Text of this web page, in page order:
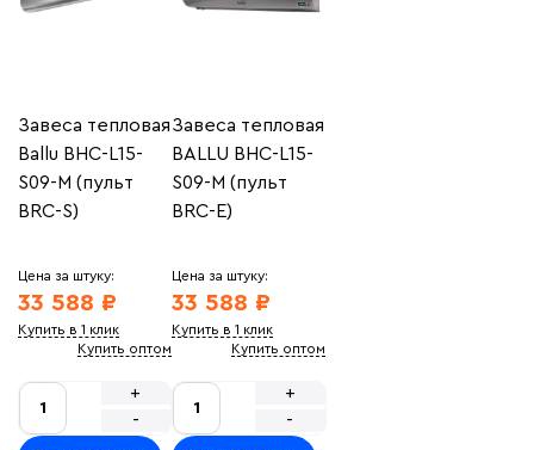
Завеса тепловая
Ballu BHC-L15-
S09-M (пульт
BRC-S)
Цена за штуку:
33 588 ₽
Купить в 1 клик
Купить оптом
-
+
Завеса тепловая
BALLU BHC-L15-
S09-M (пульт
BRC-E)
Цена за штуку:
33 588 ₽
Купить в 1 клик
Купить оптом
-
+